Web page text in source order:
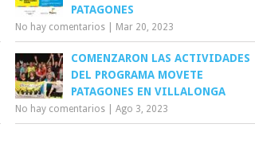
PATAGONES
No hay comentarios Mar 20, 2023
COMENZARON LAS ACTIVIDADES
DEL PROGRAMA MOVETE
PATAGONES EN VILLALONGA
No hay comentarios |Ago 3, 2023